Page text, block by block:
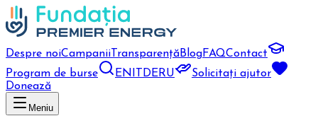
Despre noiCampanii TransparențăBlogFAQContact
Program de burse
EN DERU
Solicitați ajutor
Donează
Meniu